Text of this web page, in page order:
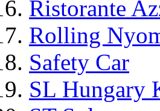
Ristorante
Rolling
Safety Car
SL Hungary